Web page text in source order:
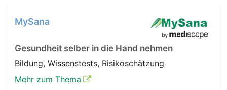
MySana
Gesundheit selber in die Hand nehmen
Bildung, Wissenstests, Risikoschätzung
Mehr zum Thema